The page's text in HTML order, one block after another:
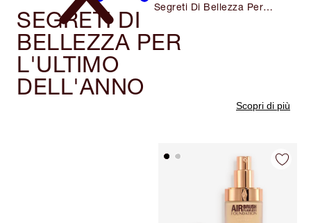
Segreti Di Bellezza Per
SEGRETI DI
BELLEZZA PER
L'ULTIMO
DELL'ANNO
Scopri di più